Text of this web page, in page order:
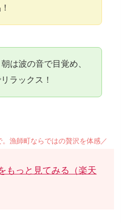
は波の音で目覚め、
ラックス！
漁師町ならではの贅沢を体感／
もっと見てみる（楽天